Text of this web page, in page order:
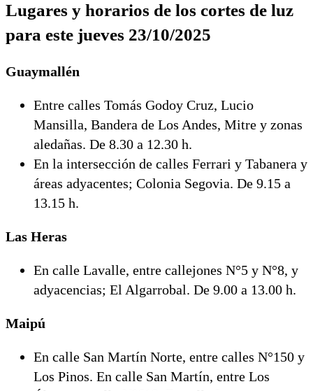
Lugares y horarios de los cortes de luz
para este jueves 23/10/2025
Guaymallén
Entre calles Tomás Godoy Cruz, Lucio
Mansilla, Bandera de Los Andes, Mitre y zonas
aledañas. De 8.30 a 12.30 h.
En la intersección de calles Ferrari y Tabanera y
áreas adyacentes; Colonia Segovia. De 9.15 a
13.15 h.
Las Heras
En calle Lavalle, entre callejones N°5 y N°8, y
adyacencias; El Algarrobal. De 9.00 a 13.00 h.
Maipú
En calle San Martín Norte, entre calles N°150 y
Los Pinos. En calle San Martín, entre Los